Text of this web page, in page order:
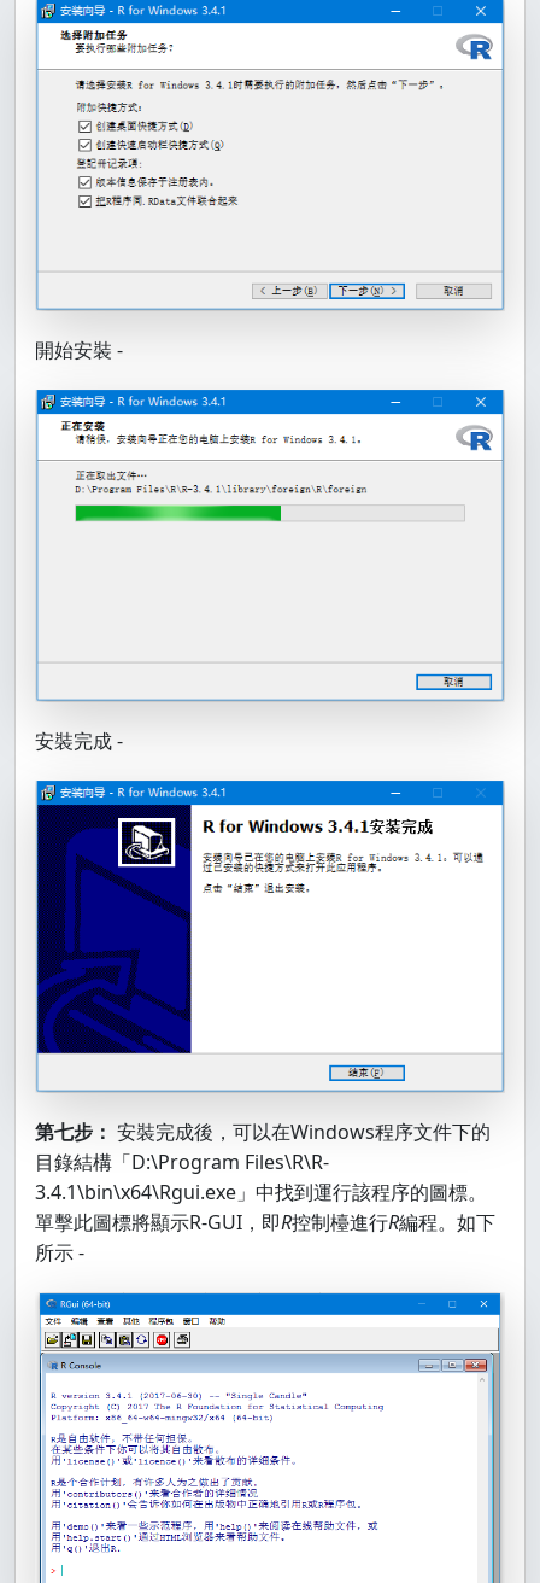
開始安裝 -
安裝完成 -
第七步： 安裝完成後，可以在Windows程序文件下的
目錄結構「D:\Program Files\R\R-
3.4.1\bin\x64\Rgui.exe」中找到運行該程序的圖標。
單擊此圖標將顯示R-GUI，即R控制檯進行R編程。如下
所示 -